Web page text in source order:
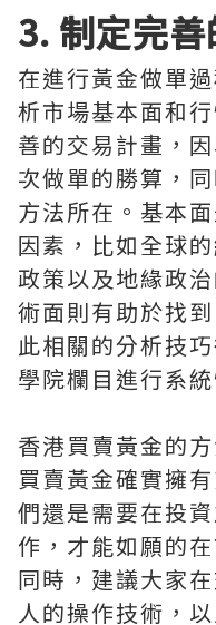
3. 制定完
在進行黃金做單
析市場基本面和
善的交易計畫，
次做單的勝算，
方法所在。基本
因素，比如全球
政策以及地緣政
術面則有助於找
此相關的分析技
學院欄目進行系統
香港買賣黃金的
買賣黃金確實擁
們還是需要在投
作，才能如願的
同時，建議大家
人的操作技術，